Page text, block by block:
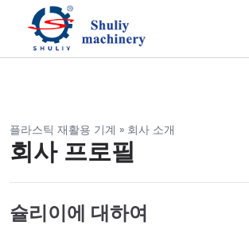
플라스틱 재활용 기계 » 회사 소개
회사 프로필
슐리이에 대하여